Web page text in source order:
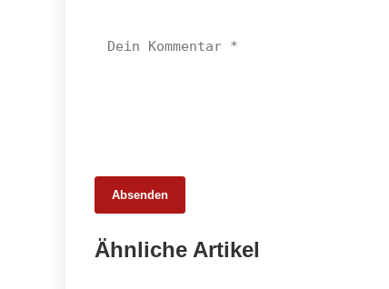
Absenden
Ähnliche Artikel
Ehrpfennig für Kärntner